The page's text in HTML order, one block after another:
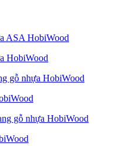
ASA HobiWood
HobiWood
gỗ nhựa HobiWood
gỗ nhựa HobiWood